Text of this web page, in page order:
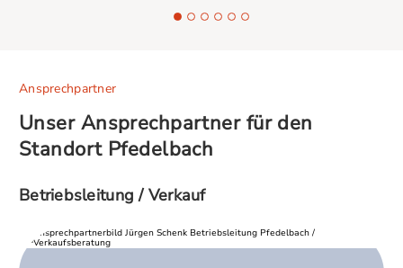
Ansprechpartner
Unser Ansprechpartner für den
Standort Pfedelbach
Betriebsleitung / Verkauf